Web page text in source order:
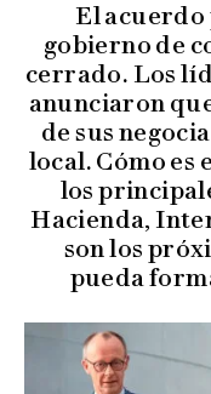
El acuerdo
gobierno de
cerrado. Los
anunciaron
de sus
local. Cómo es
los
Hacienda,
son los
pueda